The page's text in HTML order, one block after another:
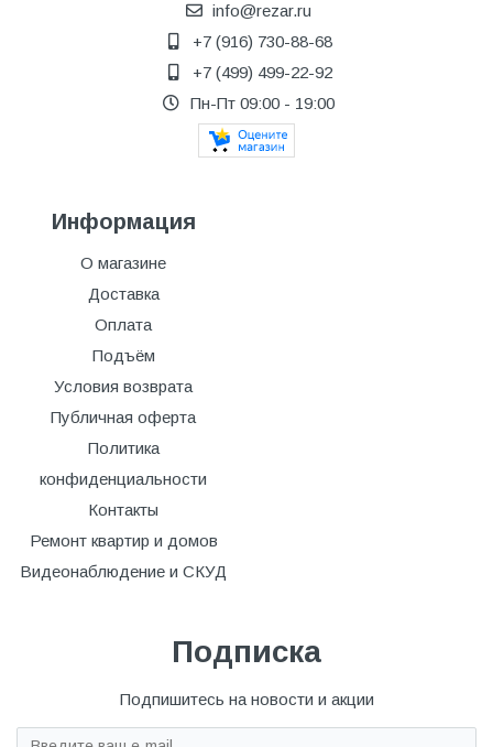
info@rezar.ru
+7 (916) 730-88-68
+7 (499) 499-22-92
Пн-Пт 09:00 - 19:00
Информация
О магазине
Доставка
Оплата
Подъём
Условия возврата
Публичная оферта
Политика
конфиденциальности
Контакты
Ремонт квартир и домов
Видеонаблюдение и СКУД
Подписка
Подпишитесь на новости и акции